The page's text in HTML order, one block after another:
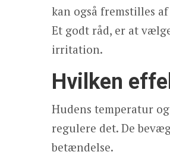
kan også fremstilles
Et godt råd, er at
irritation.
Hvilken
Hudens temperatur
regulere det. De
betændelse.